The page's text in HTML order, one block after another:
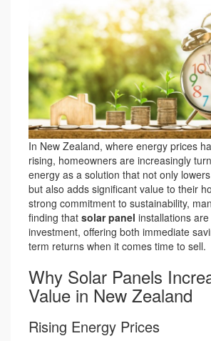
In New Zealand, where energy prices
rising, homeowners are increasingly
energy as a solution that not only
but also adds significant value to their
strong commitment to sustainability,
finding that solar panel installations
investment, offering both immediate
term returns when it comes time to sell.
Why Solar Panels
Value in New Zealand
Rising Energy Prices